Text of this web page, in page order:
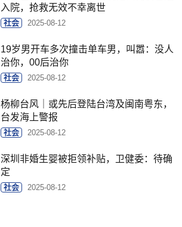
入院，抢救无效不幸离世
社会 2025-08-12
19岁男开车多次撞击单车男，叫嚣：没人
治你，00后治你
社会 2025-08-12
杨柳台风｜或先后登陆台湾及闽南粤东，
台发海上警报
社会 2025-08-12
深圳非婚生婴被拒领补贴，卫健委：待确
定
社会 2025-08-12